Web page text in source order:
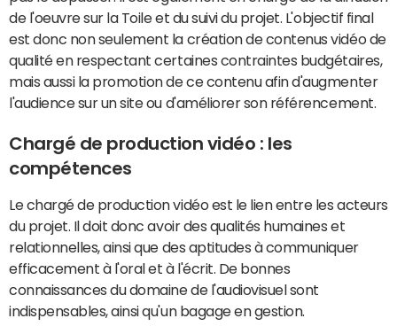
de l'oeuvre sur la Toile et du suivi du projet. L'objectif final
est donc non seulement la création de contenus vidéo de
qualité en respectant certaines contraintes budgétaires,
mais aussi la promotion de ce contenu afin d'augmenter
l'audience sur un site ou d'améliorer son référencement.
Chargé de production vidéo : les
compétences
Le chargé de production vidéo est le lien entre les acteurs
du projet. Il doit donc avoir des qualités humaines et
relationnelles, ainsi que des aptitudes à communiquer
efficacement à l'oral et à l'écrit. De bonnes
connaissances du domaine de l'audiovisuel sont
indispensables, ainsi qu'un bagage en gestion.